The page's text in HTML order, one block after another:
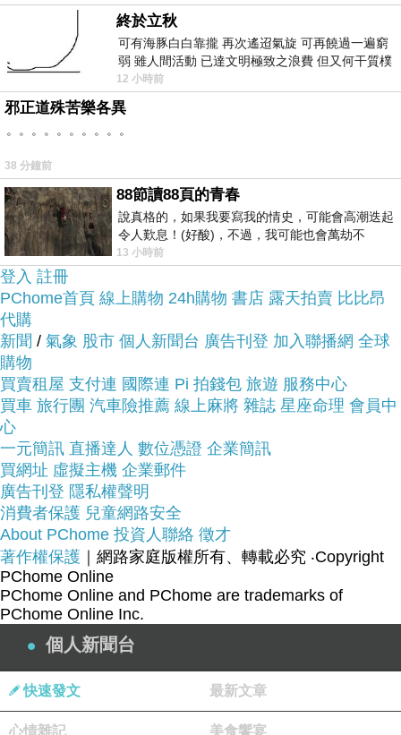
評論跟比價的結果，還有哪裡買最便宜划算，發現
它真的很不錯!!
而且在網路上購買，品質有保障又有七天鑑
服務這麼優，當然在網路購物最好啦~~
一定要來看
看【V.TEAM】雙面穿吸排籃球褲-男(灰藍色)~~
商品網址:
品號：2631726
★100%純棉素材穿著舒適柔順
★經典版型春夏帥氣百搭款!
★各部位雙層車縫不易鬆垮變形。
★美式風格經典校園、樂活時尚。
★台灣製造
終於立秋
可有海豚白白靠攏 再次遙迢氣旋 可再饒過一遍窮
弱 雖人間活動 已達文明極致之浪費 但又何干質樸
者 只能白白陪葬
12 小時前
邪正道殊苦樂各異
。。。。。。。。。。
38 分鐘前
88節讀88頁的青春
說真格的，如果我要寫我的情史，可能會高潮迭起
令人歎息！(好酸)，不過，我可能也會萬劫不
復...，每天跪鍵盤還是被判了花心的罪
13 小時前
登入 註冊
PChome首頁 線上購物 24h購物 書店 露天拍賣 比比昂
代購
新聞 / 氣象 股市 個人新聞台 廣告刊登 加入聯播網 全球
購物
買賣租屋 支付連 國際連 Pi 拍錢包 旅遊 服務中心
買車 旅行團 汽車險推薦 線上麻將 雜誌 星座命理 會員中
心
一元簡訊 直播達人 數位憑證 企業簡訊
買網址 虛擬主機 企業郵件
廣告刊登 隱私權聲明
消費者保護 兒童網路安全
About PChome 投資人聯絡 徵才
著作權保護 ｜網路家庭版權所有、轉載必究 ‧Copyright
PChome Online
PChome Online and PChome are trademarks of
PChome Online Inc.
個人新聞台
快速發文 最新文章
心情雜記 美食饗宴